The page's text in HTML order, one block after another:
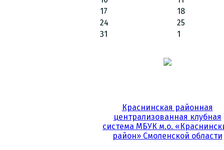
17
18
24
25
31
1
Краснинская районная
централизованная клубная
система МБУК м.о.
район» Смоленской области